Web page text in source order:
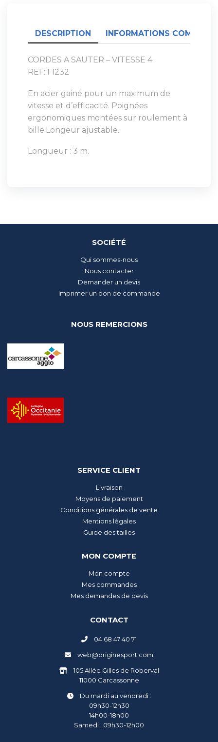
DESCRIPTION INFORMATIONS
CORDES A SAUTER – VITESSE 4
REF: FI232
En acier gainé pour un maximum de
vitesse et d’efficacité. Poignées
ergonomiques montées sur roulement à
bille.Longeur ajustable.
Longueur : 3 m.
SOCIÉTÉ
Qui sommes-nous
Nous contacter
Demander un devis
Imprimer un bon de commande
NOUS REMERCIONS
SERVICE CLIENT
Livraison
Moyens de paiement
Conditions générales de vente
Mentions légales
Guide des tailles
MON COMPTE
Mon compte
Mes commandes
Mes demandes de devis
CONTACT
04 68 47 40 71
web@originesport.com
105 Allée Gilles de Roberval
11000 Carcassonne
Du mardi au vendredi :
09h30-12h30
14h00-18h00
Samedi : 09h30-12h00